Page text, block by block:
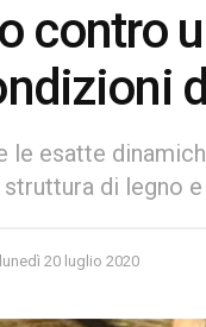
contro
le esatte
di legno
lunedì 20 luglio 2020